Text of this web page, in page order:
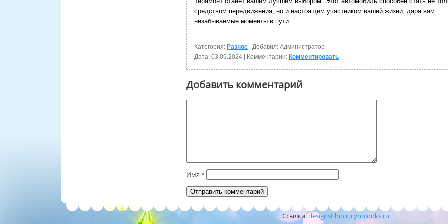
средством передвижения, но и настоящим участником вашей жизни, даря вам
незабываемые моменты в пути.
Категория: Разное | Добавил: Администратор
Дата: 03.09.2024 | Комментарии: Комментировать
Добавить комментарий
Имя *
Ссылки:designstilno.ru youlooks.ru